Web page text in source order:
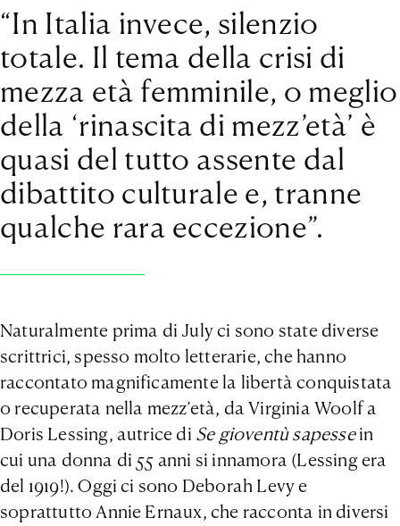
“In Italia invece, silenzio
totale. Il tema della crisi di
mezza età femminile, o meglio
della ‘rinascita di mezz’età’ è
quasi del tutto assente dal
dibattito culturale e, tranne
qualche rara eccezione”.
Naturalmente prima di July ci sono state diverse
scrittrici, spesso molto letterarie, che hanno
raccontato magnificamente la libertà conquistata
o recuperata nella mezz’età, da Virginia Woolf a
Doris Lessing, autrice di Se gioventù sapessein
cui una donna di 55 anni si innamora (Lessing era
del 1919!). Oggi ci sono Deborah Levy e
soprattutto Annie Ernaux, che racconta in diversi